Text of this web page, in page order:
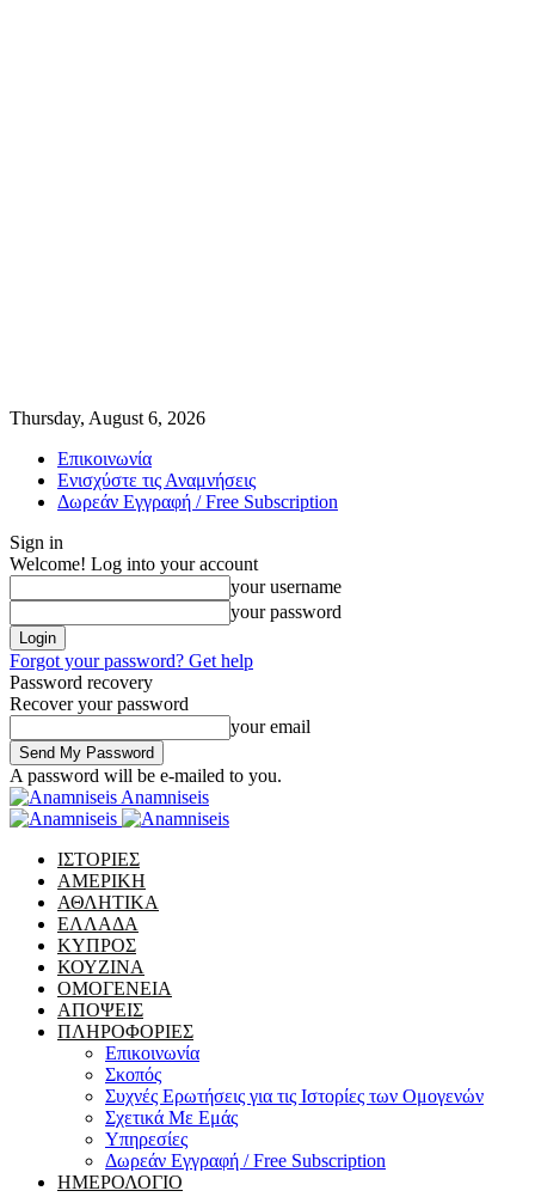
Thursday, August 6, 2026
Επικοινωνία
Ενισχύστε τις Αναμνήσεις
Δωρεάν Εγγραφή / Free Subscription
Sign in
Welcome! Log into your account
your username
your password
Forgot your password? Get help
Password recovery
Recover your password
your email
A password will be e-mailed to you.
Anamniseis
ΙΣΤΟΡΙΕΣ
ΑΜΕΡΙΚΗ
ΑΘΛΗΤΙΚΑ
ΕΛΛΑΔΑ
ΚΥΠΡΟΣ
ΚΟΥΖΙΝΑ
ΟΜΟΓΕΝΕΙΑ
ΑΠΟΨΕΙΣ
ΠΛΗΡΟΦΟΡΙΕΣ
Επικοινωνία
Σκοπός
Συχνές Ερωτήσεις για τις Ιστορίες των Ομογενών
Σχετικά Με Εμάς
Υπηρεσίες
Δωρεάν Εγγραφή / Free Subscription
ΗΜΕΡΟΛΟΓΙΟ